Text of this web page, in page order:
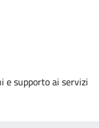
e supporto ai servizi